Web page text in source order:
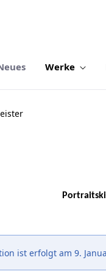
Werke
ist erfolgt am 9.